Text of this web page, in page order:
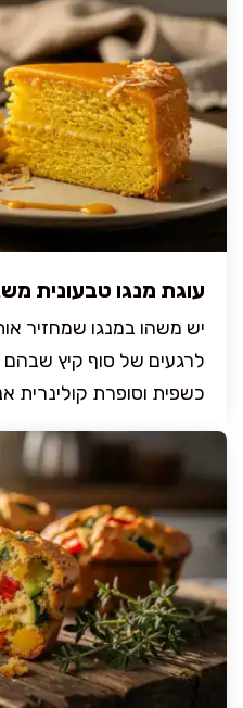
עוגת מנגו טבעונית
יש משהו במנגו שמחזיר
לרגעים של סוף קיץ שבהם
כשפית וסופרת קולינרית